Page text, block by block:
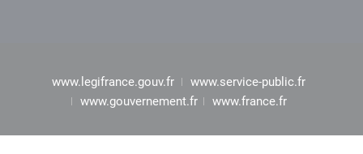
www.legifrance.gouv.fr
www.service-public.fr
www.gouvernement.fr
www.france.fr